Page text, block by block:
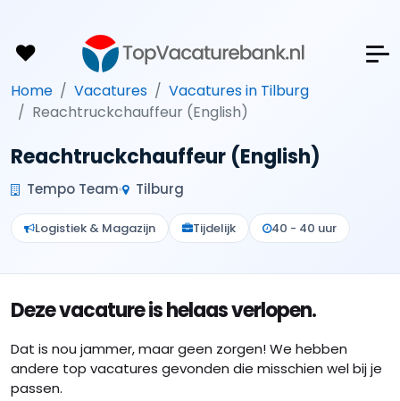
Home Vacatures
Vacatures in Tilburg
Reachtruckchauffeur (English)
Reachtruckchauffeur (English)
Tempo Team Tilburg
Logistiek & Magazijn Tijdelijk 40 - 40 uur
Deze vacature is helaas verlopen.
Dat is nou jammer, maar geen zorgen! We hebben
andere top vacatures gevonden die misschien wel bij je
passen.